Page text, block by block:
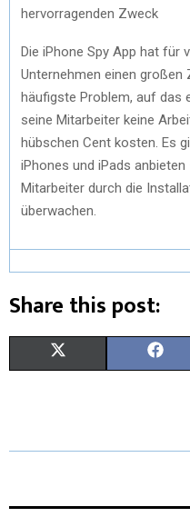
hervorragenden Zweck
Die iPhone Spy App hat für
Unternehmen einen
häufigste Problem, auf das
seine Mitarbeiter keine
hübschen Cent kosten. Es
iPhones und iPads
Mitarbeiter durch die
überwachen.
Share this post:
W E